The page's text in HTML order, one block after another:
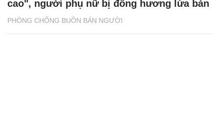
PHÒNG CHỐNG BUÔN BÁN NGƯỜI
cao", người phụ nữ bị đồng hương lừa bán